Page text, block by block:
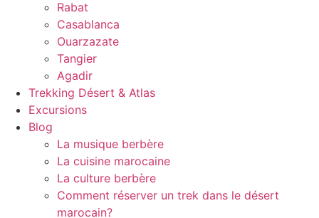
Rabat
Casablanca
Ouarzazate
Tangier
Agadir
Trekking Désert & Atlas
Excursions
Blog
La musique berbère
La cuisine marocaine
La culture berbère
Comment réserver un trek dans le désert
marocain?